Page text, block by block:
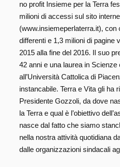
no profit Insieme per la Terra
milioni di accessi sul sito
(www.insiemeperlaterra.it), con
differenti e 1,3 milioni di pagine
2015 alla fine del 2016. Il suo
42 anni e una laurea in Scienze
all’Università Cattolica di
instancabile. Terra e Vita gli ha
Presidente Gozzoli, da dove
la Terra e qual è l’obiettivo
nasce dal fatto che siamo
nella nostra attività quotidiana
dalle organizzazioni sindacali